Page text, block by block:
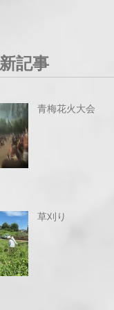
記事
青梅花火大会
草刈り